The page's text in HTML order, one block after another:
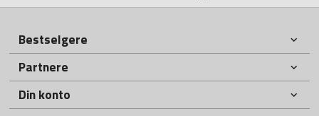
Bestselgere
Partnere
Din konto